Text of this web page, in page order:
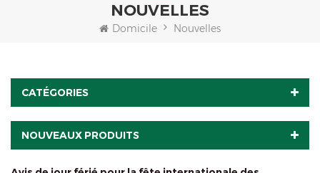
NOUVELLES
Domicile Nouvelles
CATÉGORIES
NOUVEAUX PRODUITS